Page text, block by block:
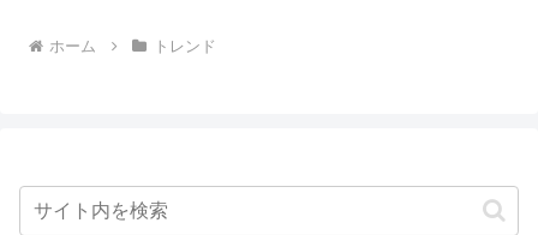
ホーム トレンド